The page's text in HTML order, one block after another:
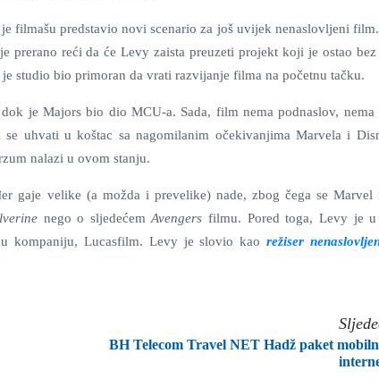
filmašu predstavio novi scenario za još uvijek nenaslovljeni film.
prerano reći da će Levy zaista preuzeti projekt koji je ostao bez
je studio bio primoran da vrati razvijanje filma na početnu tačku.
je Majors bio dio MCU-a. Sada, film nema podnaslov, nema
uhvati u koštac sa nagomilanim očekivanjima Marvela i
nalazi u ovom stanju.
gaje velike (a možda i prevelike) nade, zbog čega se Marvel
nego o sljedećemAvengersfilmu. Pored toga, Levy je u
kompaniju, Lucasfilm. Levy je slovio kaorežiser
BH Telecom Travel NET Hadž paket